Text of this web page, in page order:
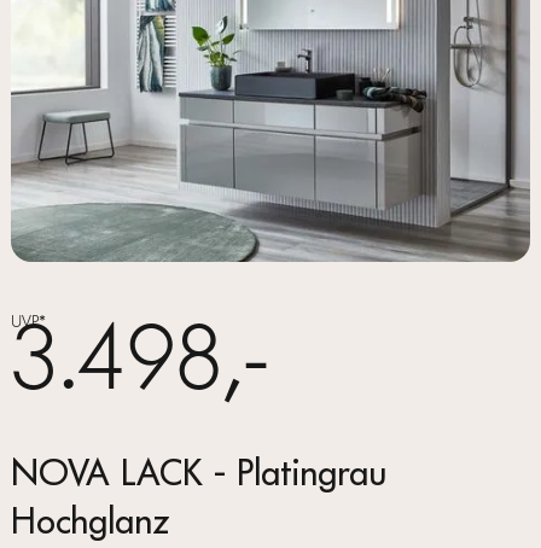
UVP*
3.498,-
NOVA LACK - Platingrau
Hochglanz